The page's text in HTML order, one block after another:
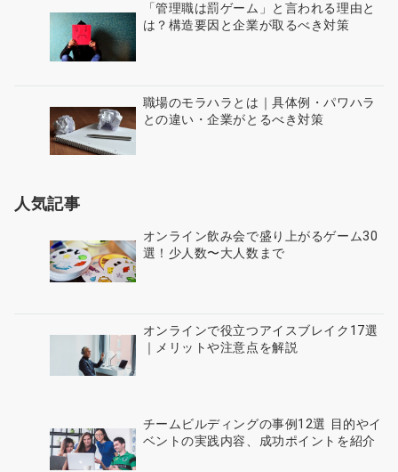
「管理職は罰ゲーム」と言われる理由と
は？構造要因と企業が取るべき対策
職場のモラハラとは｜具体例・パワハラ
との違い・企業がとるべき対策
人気記事
オンライン飲み会で盛り上がるゲーム30
選！少人数〜大人数まで
オンラインで役立つアイスブレイク17選
｜メリットや注意点を解説
チームビルディングの事例12選 目的やイ
ベントの実践内容、成功ポイントを紹介